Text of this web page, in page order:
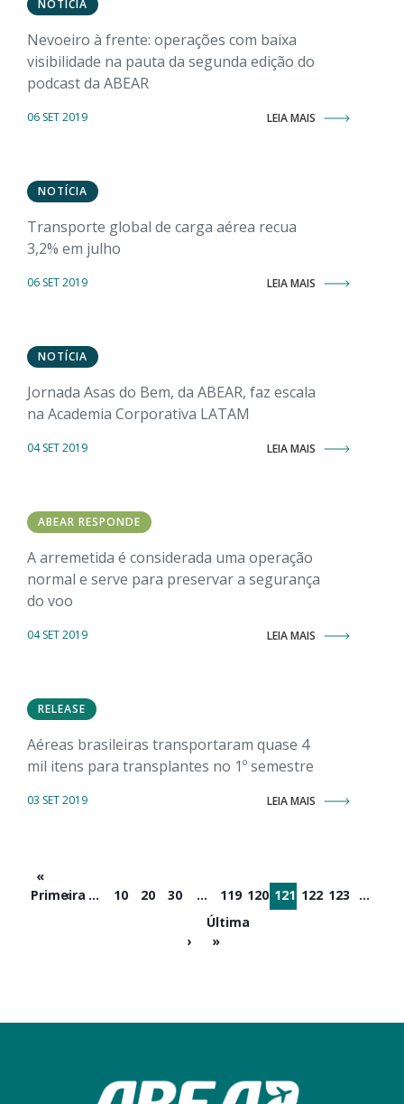
NOTÍCIA
Nevoeiro à frente: operações com baixa
visibilidade na pauta da segunda edição do
podcast da ABEAR
06 SET 2019 LEIA MAIS
NOTÍCIA
Transporte global de carga aérea recua
3,2% em julho
06 SET 2019 LEIA MAIS
NOTÍCIA
Jornada Asas do Bem, da ABEAR, faz escala
na Academia Corporativa LATAM
04 SET 2019 LEIA MAIS
ABEAR RESPONDE
A arremetida é considerada uma operação
normal e serve para preservar a segurança
do voo
04 SET 2019 LEIA MAIS
RELEASE
Aéreas brasileiras transportaram quase 4
mil itens para transplantes no 1º semestre
03 SET 2019 LEIA MAIS
«
Primeira
‹ ... 10 20 30 ... 119 120 121 122 123 ...
›
Última
»